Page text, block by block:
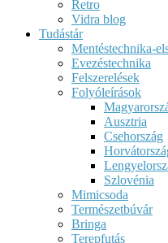
Retro
Vidra blog
Tudástár
Mentéstechnika-
Evezéstechnika
Felszerelések
Folyóleírások
Ausztria
Csehország
Szlovénia
Mimicsoda
Természetbúvár
Bringa
Terepfutás